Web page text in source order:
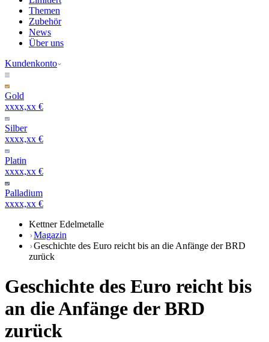
Themen
Zubehör
News
Über uns
Kundenkonto
Gold
xxxx,xx €
Silber
xxxx,xx €
Platin
xxxx,xx €
Palladium
xxxx,xx €
Kettner Edelmetalle
Magazin
Geschichte des Euro reicht bis an die Anfänge der BRD
zurück
Geschichte des Euro reicht bis
an die Anfänge der BRD
zurück